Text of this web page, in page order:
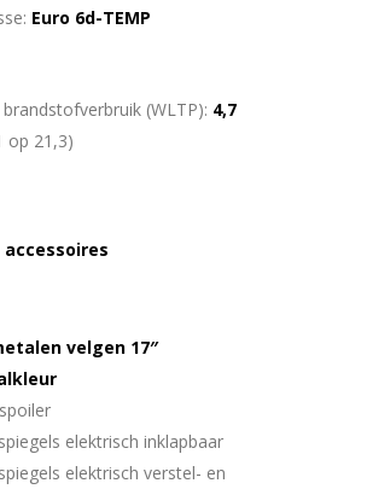
Euro 6d-TEMP
(WLTP): 4,7
op 21,3)
velgen 17″
elektrisch inklapbaar
elektrisch verstel- en